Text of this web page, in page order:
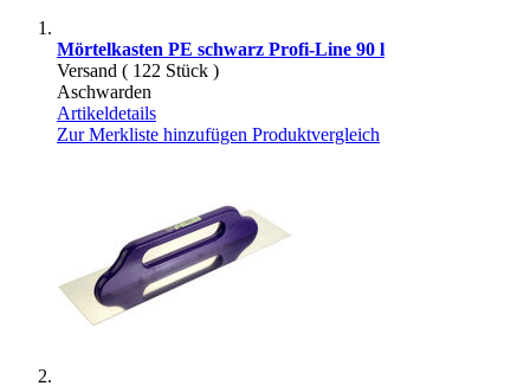
Mörtelkasten PE schwarz Profi-Line 90 l
Versand ( 122 Stück )
Aschwarden
Artikeldetails
Zur Merkliste hinzufügen Produktvergleich